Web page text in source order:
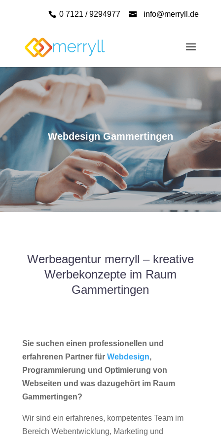
0 7121 / 9294977 info@merryll.de
Webdesign Gammertingen
Werbeagentur merryll – kreative
Werbekonzepte im Raum
Gammertingen
Sie suchen einen professionellen und
erfahrenen Partner für Webdesign,
Programmierung und Optimierung von
Webseiten und was dazugehört im Raum
Gammertingen?
Wir sind ein erfahrenes, kompetentes Team im
Bereich Webentwicklung, Marketing und